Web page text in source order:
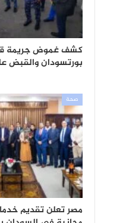
كشف غموض جريمة
بورتسودان والقبض
صحة
مصر تعلن تقديم